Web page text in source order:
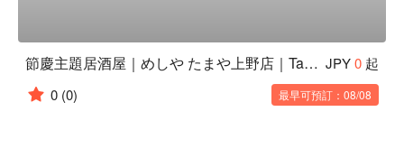
節慶主題居酒屋｜めしや たまや上野店｜Tamaya Ueno Ten JPY0 起
0 (0) 最早可預訂：08/08